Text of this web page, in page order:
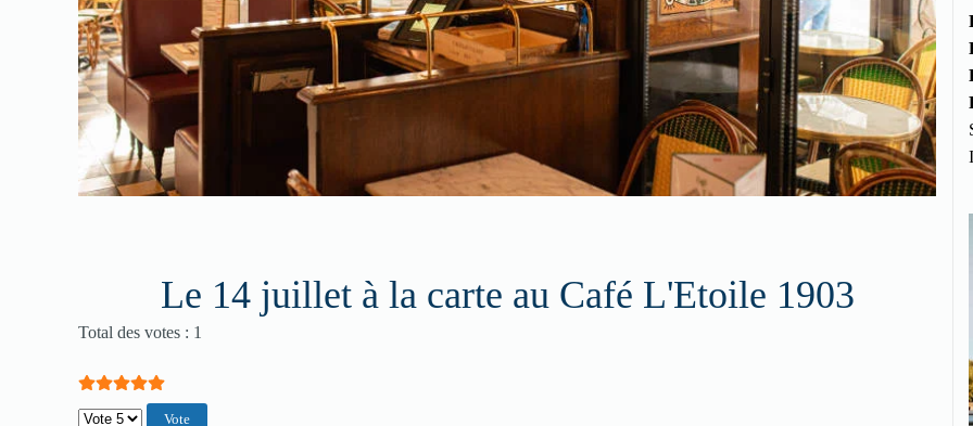
Le 14 juillet à la carte au Café L'Etoile 1903
Vote utilisateur: 5/
Total des votes : 1
Veuillez voter